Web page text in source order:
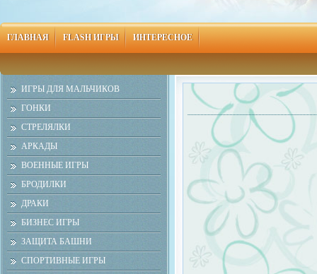
ГЛАВНАЯ FLASH ИГРЫ ИНТЕРЕСНОЕ
ИГРЫ ДЛЯ МАЛЬЧИКОВ
ГОНКИ
СТРЕЛЯЛКИ
АРКАДЫ
ВОЕННЫЕ ИГРЫ
БРОДИЛКИ
ДРАКИ
БИЗНЕС ИГРЫ
ЗАЩИТА БАШНИ
СПОРТИВНЫЕ ИГРЫ